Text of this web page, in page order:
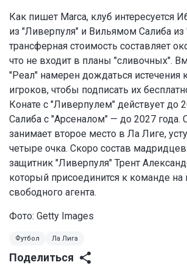
Как пишет Marca, клуб интересуется
из "Ливерпуля" и Вильямом Салиба из
трансферная стоимость составляет
что не входит в планы "сливочных".
"Реал" намерен дождаться истечения
игроков, чтобы подписать их
Конате с "Ливерпулем" действует до
Салиба с "Арсеналом" — до 2027 года.
занимает второе место в Ла Лиге,
четыре очка. Скоро состав
защитник "Ливерпуля" Трент
который присоединится к команде на
свободного агента.
Фото: Getty Images
Футбол Ла Лига
Поделиться